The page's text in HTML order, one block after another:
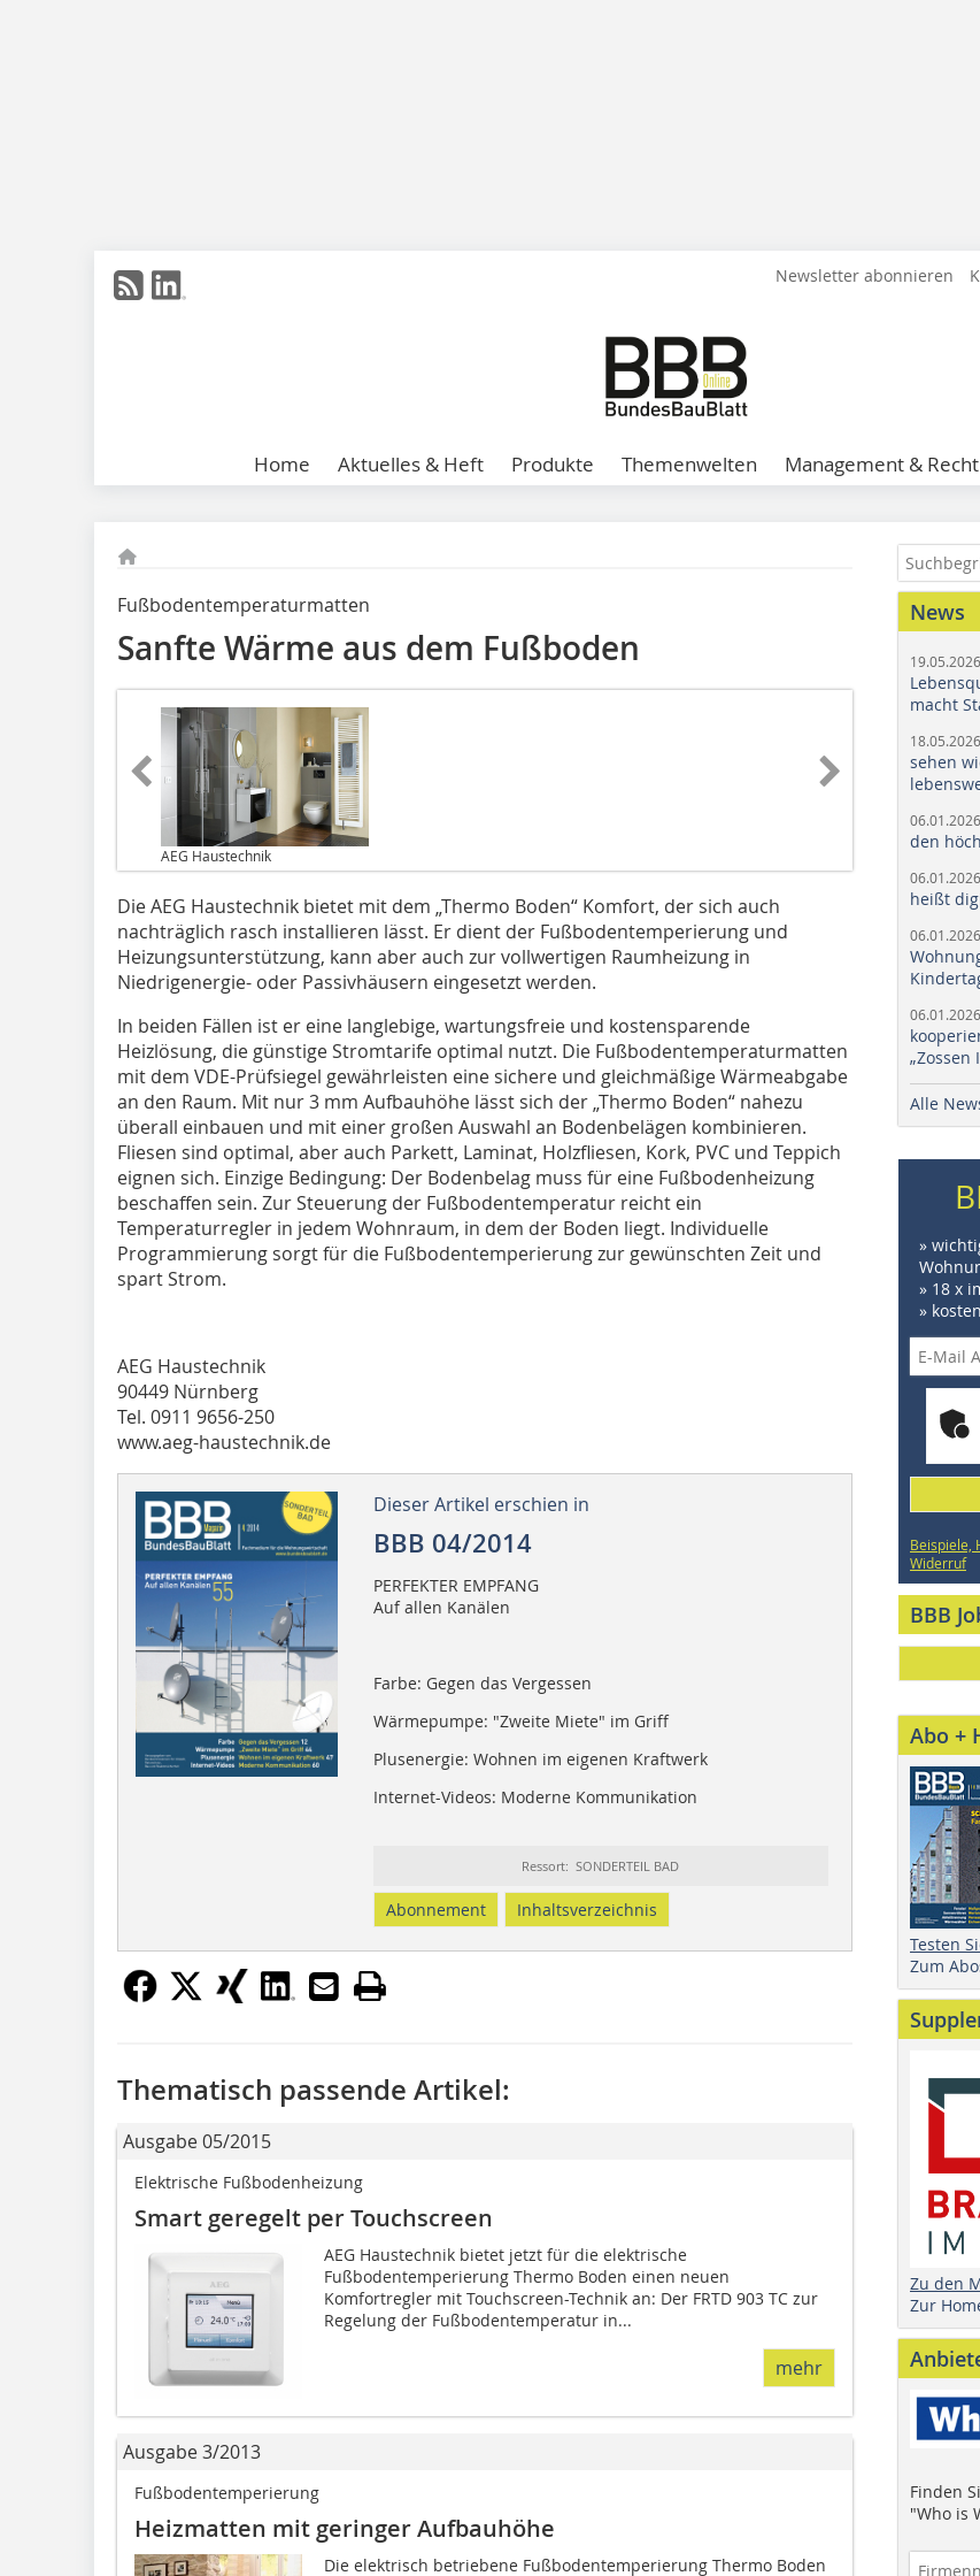
Newsletter abonnieren
Home Aktuelles & Heft Produkte Themenwelten Management & Recht
Fußbodentemperaturmatten
Sanfte Wärme aus dem Fußboden
AEG Haustechnik
Die AEG Haustechnik bietet mit dem „Thermo Boden“ Komfort, der sich auch
nachträglich rasch installieren lässt. Er dient der Fußbodentemperierung und
Heizungsunterstützung, kann aber auch zur vollwertigen Raumheizung in
Niedrigenergie- oder Passivhäusern eingesetzt werden.
In beiden Fällen ist er eine langlebige, wartungsfreie und kostensparende
Heizlösung, die günstige Stromtarife optimal nutzt. Die Fußbodentemperaturmatten
mit dem VDE-Prüfsiegel gewährleisten eine sichere und gleichmäßige Wärmeabgabe
an den Raum. Mit nur 3 mm Aufbauhöhe lässt sich der „Thermo Boden“ nahezu
überall einbauen und mit einer großen Auswahl an Bodenbelägen kombinieren.
Fliesen sind optimal, aber auch Parkett, Laminat, Holzfliesen, Kork, PVC und Teppich
eignen sich. Einzige Bedingung: Der Bodenbelag muss für eine Fußbodenheizung
beschaffen sein. Zur Steuerung der Fußbodentemperatur reicht ein
Temperaturregler in jedem Wohnraum, in dem der Boden liegt. Individuelle
Programmierung sorgt für die Fußbodentemperierung zur gewünschten Zeit und
spart Strom.
AEG Haustechnik
90449 Nürnberg
Tel. 0911 9656-250
www.aeg-haustechnik.de
Dieser Artikel erschien in
BBB 04/2014
PERFEKTER EMPFANG
Auf allen Kanälen
Farbe: Gegen das Vergessen
Wärmepumpe: "Zweite Miete" im Griff
Plusenergie: Wohnen im eigenen Kraftwerk
Internet-Videos: Moderne Kommunikation
Ressort: SONDERTEIL BAD
Abonnement Inhaltsverzeichnis
Thematisch passende Artikel:
Ausgabe 05/2015
Elektrische Fußbodenheizung
Smart geregelt per Touchscreen
AEG Haustechnik bietet jetzt für die elektrische
Fußbodentemperierung Thermo Boden einen neuen
Komfortregler mit Touchscreen-Technik an: Der FRTD 903 TC zur
Regelung der Fußbodentemperatur in...
mehr
Ausgabe 3/2013
Fußbodentemperierung
Heizmatten mit geringer Aufbauhöhe
Die elektrisch betriebene Fußbodentemperierung Thermo Boden
News
macht
sehen
den
heißt
„Zossen
Alle
»
» 18 x
»
Beispiele,
Widerruf
BBB
Abo +
Testen
Zum
Zu den
Zur
Finden
"Who is